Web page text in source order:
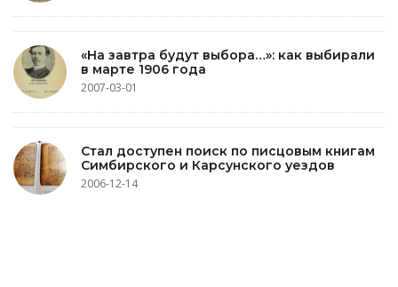
«На завтра будут выбора…»: как выбирали
в марте 1906 года
2007-03-01
Стал доступен поиск по писцовым книгам
Симбирского и Карсунского уездов
2006-12-14